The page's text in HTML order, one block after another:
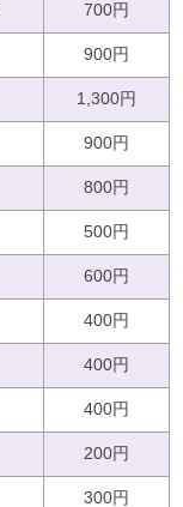
700円
900円
1,300円
900円
800円
500円
600円
400円
400円
400円
200円
300円